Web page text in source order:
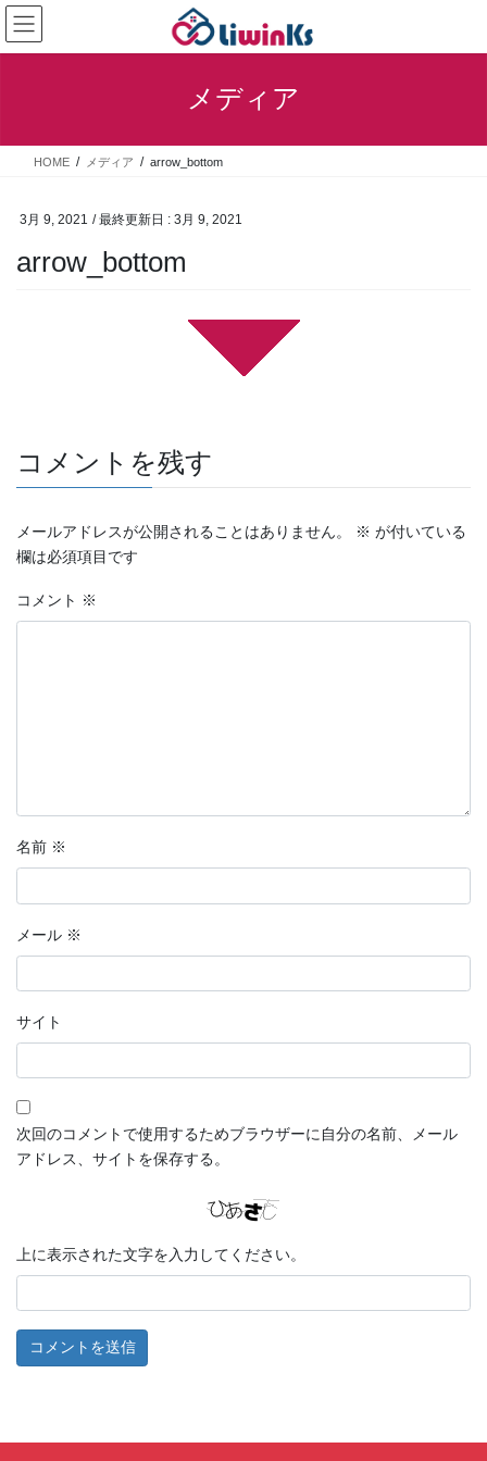
コ
ン
テ
移
ナ
ビ
ゲ
ン
メディア
HOME メディア arrow_bottom
3月 9, 2021 / 最終更新日 : 3月 9, 2021
arrow_bottom
コメントを残す
メールアドレスが公開されることはありません。 ※ が付いている
欄は必須項目です
コメント ※
名前 ※
メール ※
サイト
次回のコメントで使用するためブラウザーに自分の名前、メール
アドレス、サイトを保存する。
上に表示された文字を入力してください。